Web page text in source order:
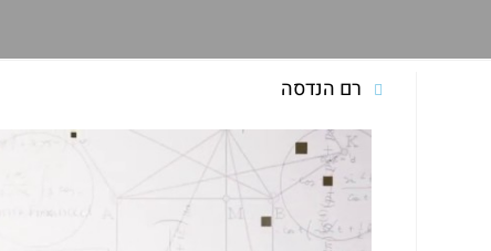
רם הנדסה